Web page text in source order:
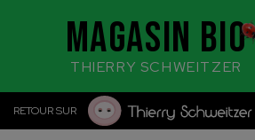
MAGASIN BIO
THIERRY SCHWEITZER
RETOUR SUR